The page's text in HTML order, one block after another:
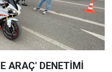
ARAÇ' DENETİMİ